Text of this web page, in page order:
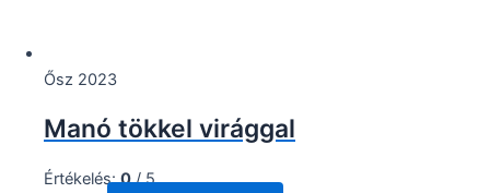
Ősz 2023
Manó tökkel virággal
Értékelés:0/ 5